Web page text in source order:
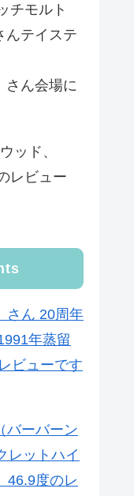
チモルト
んテイステ
さん会場に
ッド、
レビュー
さん 20周年
年蒸留
ビューです
バーバーン
レットハイ
46.9度のレ